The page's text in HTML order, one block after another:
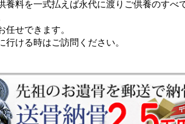
養料を一式払えば永代に渡りご供養のすべ
任せできます。
行ける時はご訪問ください。